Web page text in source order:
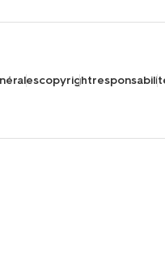
copyright